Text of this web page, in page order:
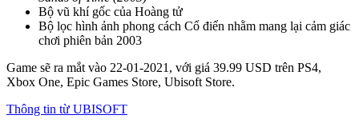
Bộ vũ khí gốc của Hoàng tử
Bộ lọc hình ảnh phong cách Cổ điển nhằm mang lại cảm giác
chơi phiên bản 2003
Game sẽ ra mắt vào 22-01-2021, với giá 39.99 USD trên PS4,
Xbox One, Epic Games Store, Ubisoft Store.
Thông tin từ UBISOFT